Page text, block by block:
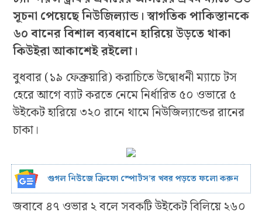
সূচনা পেয়েছে নিউজিল্যান্ড। স্বাগতিক পাকিস্তানকে
৬০ বানের বিশাল ব্যবধানে হারিয়ে উড়তে থাকা
কিউইরা আকাশেই রইলো।
বুধবার (১৯ ফেব্রুয়ারি) করাচিতে উদ্বোধনী ম্যাচে টস
হেরে আগে ব্যাট করতে নেমে নির্ধারিত ৫০ ওভারে ৫
উইকেট হারিয়ে ৩২০ রানে থামে নিউজিল্যান্ডের রানের
চাকা।
গুগল নিউজে ক্রিফো স্পোর্টস’র খবর পড়তে ফলো করুন
জবাবে ৪৭ ওভার ২ বলে সবকটি উইকেট বিলিয়ে ২৬০